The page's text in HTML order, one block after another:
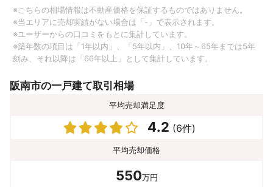
※こちらの相場情報は不動産価格を保証するものではありません。
※当エリアに売却実績がない場合は「-」で表示されます。
※ユーザーからの口コミをもとに集計しています。
※築年数の項目は「1年以内」、「5年以内」、10年～65年までは5年
刻み、それ以降は「66年以上」として集計しています。
阪南市の一戸建て取引相場
平均売却満足度
4.2 (6件)
平均売却価格
550万円